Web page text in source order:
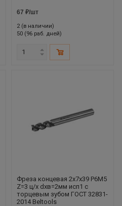
67 ₽/шт
2 (в наличии)
50 (96 раб. дней)
Фреза концевая 2х7х39 Р6М5
Z=3 ц/х dхв=2мм исп1 с
торцевым зубом ГОСТ 32831-
2014 Beltools